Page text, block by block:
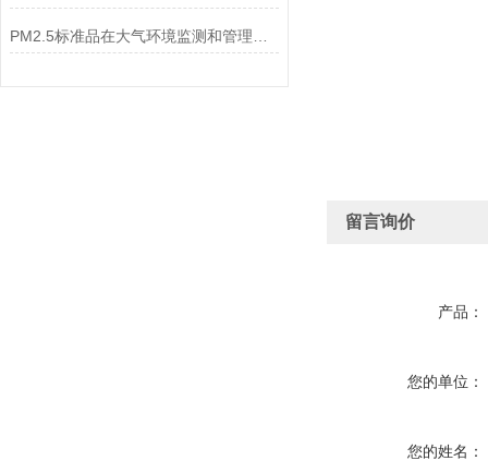
留言询价
产品：
您的单位：
您的姓名：